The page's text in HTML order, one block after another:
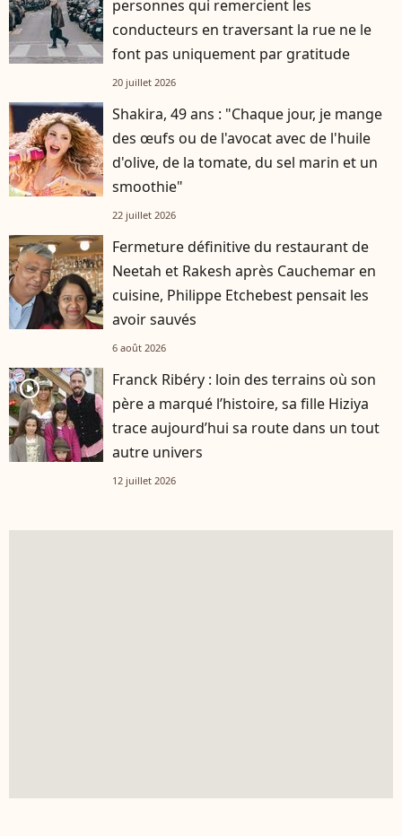
personnes qui remercient les
conducteurs en traversant la rue ne le
font pas uniquement par gratitude
20 juillet 2026
Shakira, 49 ans : "Chaque jour, je mange
des œufs ou de l'avocat avec de l'huile
d'olive, de la tomate, du sel marin et un
smoothie"
22 juillet 2026
Fermeture définitive du restaurant de
Neetah et Rakesh après Cauchemar en
cuisine, Philippe Etchebest pensait les
avoir sauvés
6 août 2026
player2
Franck Ribéry : loin des terrains où son
père a marqué l’histoire, sa fille Hiziya
trace aujourd’hui sa route dans un tout
autre univers
12 juillet 2026